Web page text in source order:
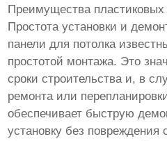
Преимущества
Простота установки и
панели для потолка
простотой монтажа. Это
сроки строительства и, в
ремонта или
обеспечивает быструю
установку без повреждения